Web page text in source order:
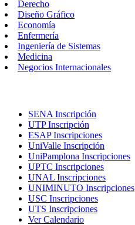
Derecho
Diseño Gráfico
Economía
Enfermería
Ingeniería de Sistemas
Medicina
Negocios Internacionales
SENA Inscripción
UTP Inscripción
ESAP Inscripciones
UniValle Inscripción
UniPamplona Inscripciones
UPTC Inscripciones
UNAL Inscripciones
UNIMINUTO Inscripciones
USC Inscripciones
UTS Inscripciones
Ver Calendario